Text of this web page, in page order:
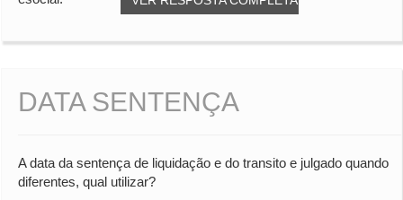
DATA SENTENÇA
A data da sentença de liquidação e do transito e julgado quando
diferentes, qual utilizar?